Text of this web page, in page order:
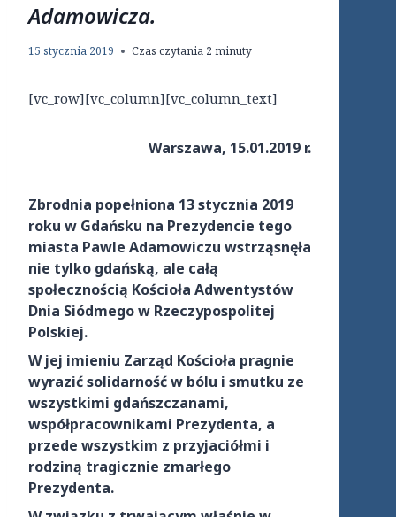
Adamowicza.
15 stycznia 2019 Czas czytania 2 minuty
[vc_row][vc_column][vc_column_text]
Warszawa, 15.01.2019 r.
Zbrodnia popełniona 13 stycznia 2019
roku w Gdańsku na Prezydencie tego
miasta Pawle Adamowiczu wstrząsnęła
nie tylko gdańską, ale całą
społecznością Kościoła Adwentystów
Dnia Siódmego w Rzeczypospolitej
Polskiej.
W jej imieniu Zarząd Kościoła pragnie
wyrazić solidarność w bólu i smutku ze
wszystkimi gdańszczanami,
współpracownikami Prezydenta, a
przede wszystkim z przyjaciółmi i
rodziną tragicznie zmarłego
Prezydenta.